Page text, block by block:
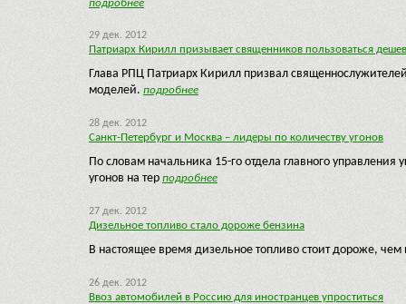
подробнее
29 дек. 2012
Патриарх Кирилл призывает священников пользоваться
Глава РПЦ Патриарх Кирилл призвал
моделей. подробнее
28 дек. 2012
Санкт-Петербург и Москва – лидеры по количеству угонов
По словам начальника 15-го отдела главного
угонов на тер подробнее
27 дек. 2012
Дизельное топливо стало дороже бензина
В настоящее время дизельное топливо стоит дороже,
26 дек. 2012
Ввоз автомобилей в Россию для иностранцев упроститься